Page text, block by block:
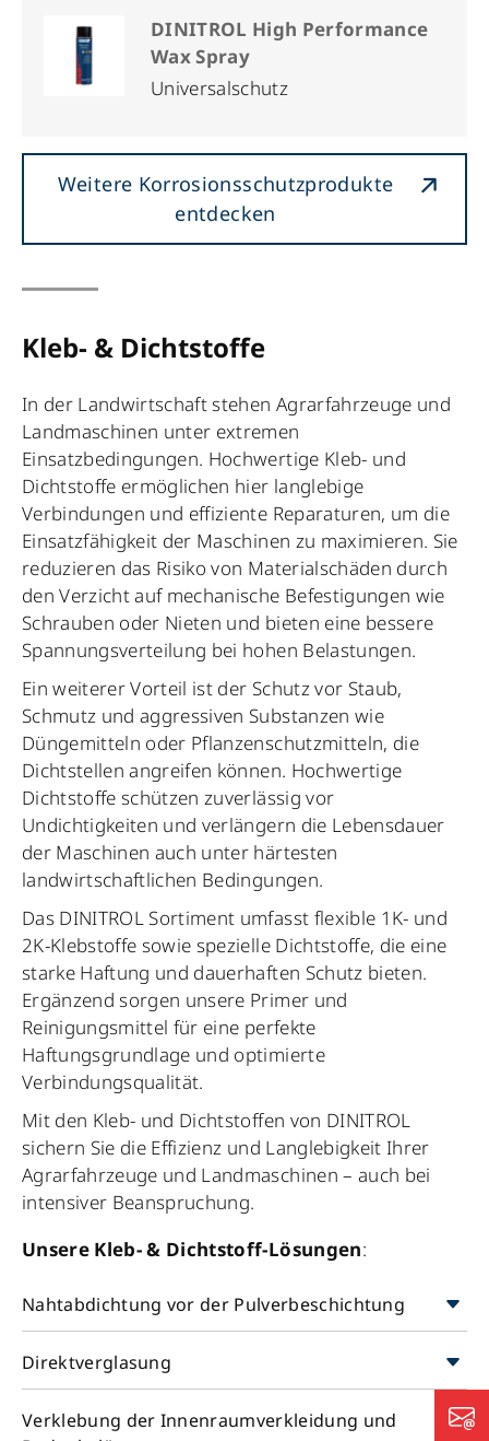
DINITROL High Performance
Wax Spray
Universalschutz
Weitere Korrosionsschutzprodukte
entdecken
Kleb- & Dichtstoffe
In der Landwirtschaft stehen Agrarfahrzeuge und
Landmaschinen unter extremen
Einsatzbedingungen. Hochwertige Kleb- und
Dichtstoffe ermöglichen hier langlebige
Verbindungen und effiziente Reparaturen, um die
Einsatzfähigkeit der Maschinen zu maximieren. Sie
reduzieren das Risiko von Materialschäden durch
den Verzicht auf mechanische Befestigungen wie
Schrauben oder Nieten und bieten eine bessere
Spannungsverteilung bei hohen Belastungen.
Ein weiterer Vorteil ist der Schutz vor Staub,
Schmutz und aggressiven Substanzen wie
Düngemitteln oder Pflanzenschutzmitteln, die
Dichtstellen angreifen können. Hochwertige
Dichtstoffe schützen zuverlässig vor
Undichtigkeiten und verlängern die Lebensdauer
der Maschinen auch unter härtesten
landwirtschaftlichen Bedingungen.
Das DINITROL Sortiment umfasst flexible 1K- und
2K-Klebstoffe sowie spezielle Dichtstoffe, die eine
starke Haftung und dauerhaften Schutz bieten.
Ergänzend sorgen unsere Primer und
Reinigungsmittel für eine perfekte
Haftungsgrundlage und optimierte
Verbindungsqualität.
Mit den Kleb- und Dichtstoffen von DINITROL
sichern Sie die Effizienz und Langlebigkeit Ihrer
Agrarfahrzeuge und Landmaschinen – auch bei
intensiver Beanspruchung.
Unsere Kleb- & Dichtstoff-Lösungen:
Nahtabdichtung vor der Pulverbeschichtung
Direktverglasung
Verklebung der Innenraumverkleidung und